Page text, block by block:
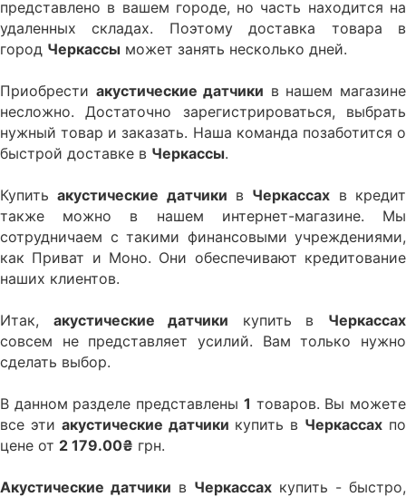
представлено в вашем городе, но часть находится на
удаленных складах. Поэтому доставка товара в
город Черкассы может занять несколько дней.
Приобрести акустические датчики в нашем магазине
несложно. Достаточно зарегистрироваться, выбрать
нужный товар и заказать. Наша команда позаботится о
быстрой доставке в Черкассы.
Купитьакустические датчики в Черкаcсах в кредит
также можно в нашем интернет-магазине. Мы
сотрудничаем с такими финансовыми учреждениями,
как Приват и Моно. Они обеспечивают кредитование
наших клиентов.
Итак, акустические датчики купить в Черкаcсах
совсем не представляет усилий. Вам только нужно
сделать выбор.
В данном разделе представлены 1 товаров. Вы можете
все эти акустические датчики купить в Черкаcсах по
цене от 2 179.00₴ грн.
Акустические датчики в Черкаcсах купить - быстро,